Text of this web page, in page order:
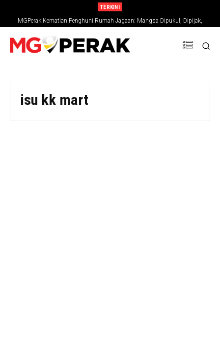
TERKINI
MGPerak:Kematian Penghuni Rumah Jagaan: Mangsa Dipukul, Dipijak,
Premis Pula Beroperasi Tanpa Lesen
isu kk mart